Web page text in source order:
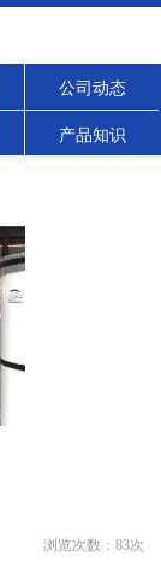
公司动态
产品知识
浏览次数： 83次